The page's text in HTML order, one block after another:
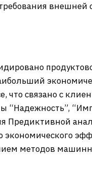
внешней
связано с
Предиктивной
методов